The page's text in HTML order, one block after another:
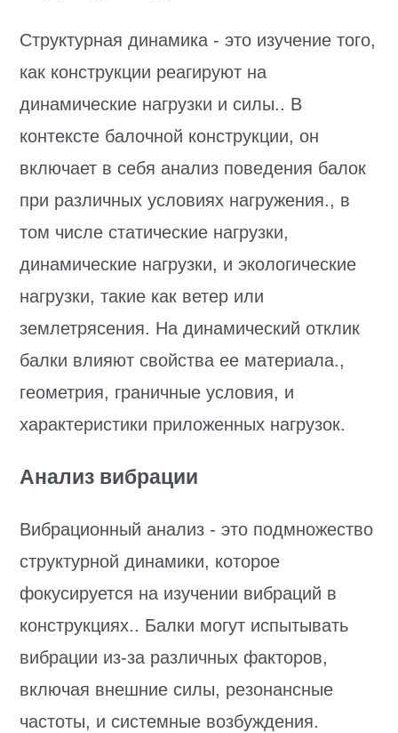
Структурная динамика - это изучение того,
как конструкции реагируют на
динамические нагрузки и силы.. В
контексте балочной конструкции, он
включает в себя анализ поведения балок
при различных условиях нагружения., в
том числе статические нагрузки,
динамические нагрузки, и экологические
нагрузки, такие как ветер или
землетрясения. На динамический отклик
балки влияют свойства ее материала.,
геометрия, граничные условия, и
характеристики приложенных нагрузок.
Анализ вибрации
Вибрационный анализ - это подмножество
структурной динамики, которое
фокусируется на изучении вибраций в
конструкциях.. Балки могут испытывать
вибрации из-за различных факторов,
включая внешние силы, резонансные
частоты, и системные возбуждения.